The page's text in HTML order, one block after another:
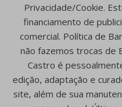
Privacidade/Cookie.
financiamento de
comercial. Política de
não fazemos trocas de
Castro é
edição, adaptação e
site, além de sua